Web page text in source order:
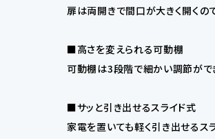
扉は両開きで間口が大きく開くの
■高さを変えられる可動棚
可動棚は3段階で細かい調節がで
■サッと引き出せるスライド式
家電を置いても軽く引き出せるス